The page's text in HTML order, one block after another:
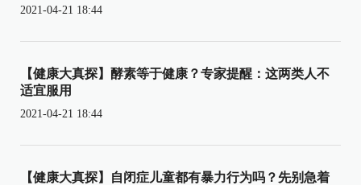
2021-04-21 18:44
【健康大真探】酵素等于健康？专家提醒：这两类人不
适宜服用
2021-04-21 18:44
【健康大真探】自闭症儿童都有暴力行为吗？先别急着